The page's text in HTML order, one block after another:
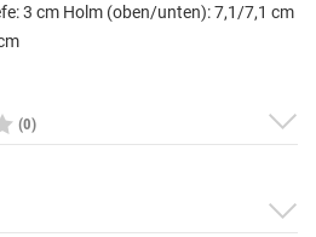
3 cm Holm (oben/unten): 7,1/7,1 cm
(0)